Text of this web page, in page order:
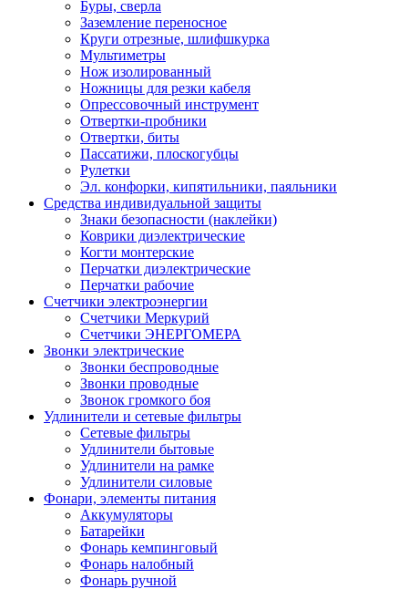
Буры, сверла
Заземление переносное
Круги отрезные, шлифшкурка
Мультиметры
Нож изолированный
Ножницы для резки кабеля
Опрессовочный инструмент
Отвертки-пробники
Отвертки, биты
Пассатижи, плоскогубцы
Рулетки
Эл. конфорки, кипятильники, паяльники
Средства индивидуальной защиты
Знаки безопасности (наклейки)
Коврики диэлектрические
Когти монтерские
Перчатки диэлектрические
Перчатки рабочие
Счетчики электроэнергии
Счетчики Меркурий
Счетчики ЭНЕРГОМЕРА
Звонки электрические
Звонки беспроводные
Звонки проводные
Звонок громкого боя
Удлинители и сетевые фильтры
Сетевые фильтры
Удлинители бытовые
Удлинители на рамке
Удлинители силовые
Фонари, элементы питания
Аккумуляторы
Батарейки
Фонарь кемпинговый
Фонарь налобный
Фонарь ручной